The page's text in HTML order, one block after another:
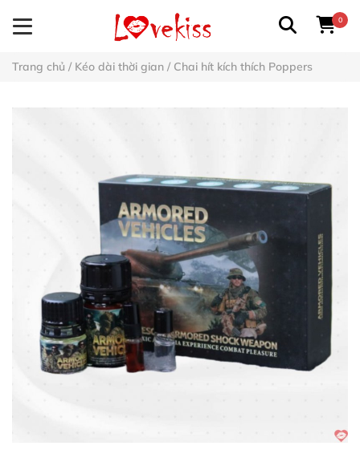
0
Trang chủ / Kéo dài thời gian / Chai hít kích thích Poppers